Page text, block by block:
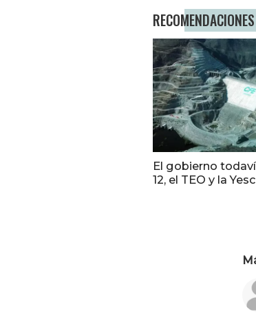
RECOMENDACIONES
El gobierno
12, el TEO y la